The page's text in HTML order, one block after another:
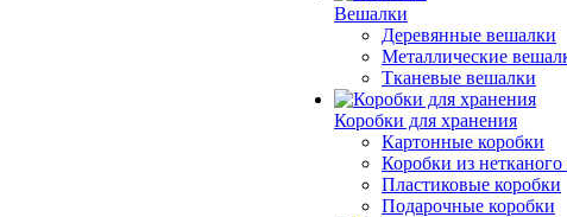
Вешалки
Деревянные вешалки
Металлические
Тканевые вешалки
Коробки для хранения
Картонные коробки
Коробки из нетканого
Пластиковые коробки
Подарочные коробки